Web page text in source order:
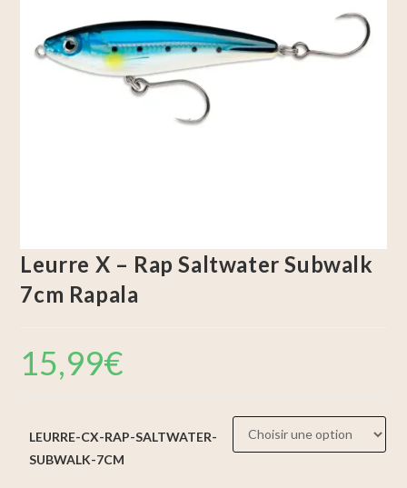
Leurre X – Rap Saltwater Subwalk
7cm Rapala
15,99€
LEURRE-CX-RAP-SALTWATER-
SUBWALK-7CM